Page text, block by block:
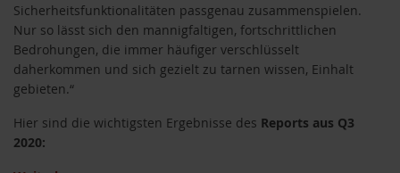
Sicherheitsfunktionalitäten passgenau zusammenspielen.
Nur so lässt sich den mannigfaltigen, fortschrittlichen
Bedrohungen, die immer häufiger verschlüsselt
daherkommen und sich gezielt zu tarnen wissen, Einhalt
gebieten.“
Hier sind die wichtigsten Ergebnisse des Reports aus Q3
2020: